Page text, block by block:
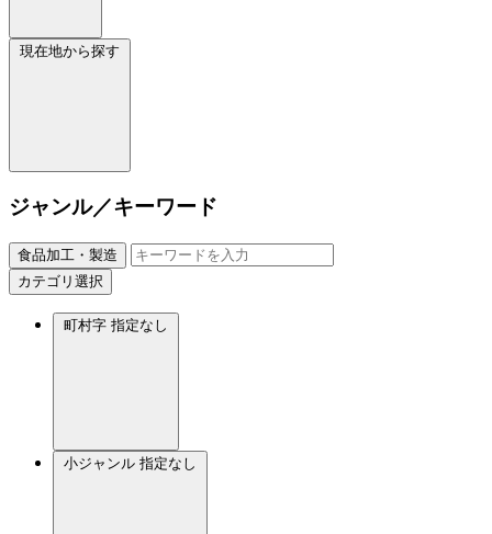
現在地から探す
ジャンル／キーワード
食品加工・製造
カテゴリ選択
町村字 指定なし
小ジャンル 指定なし